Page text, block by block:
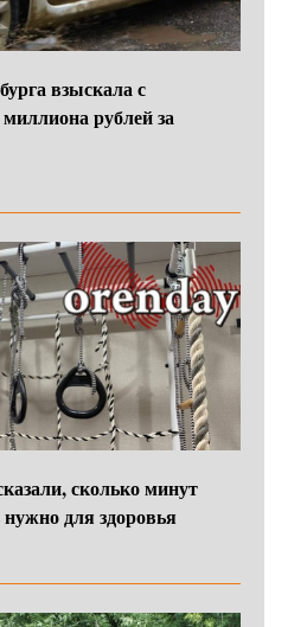
взыскала с
рублей за
сколько минут
для здоровья